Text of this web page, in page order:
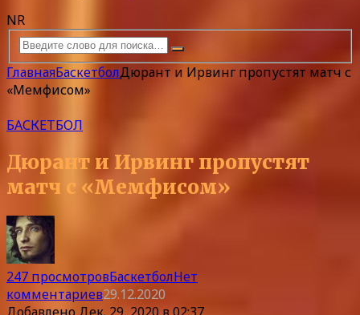
NR
ГлавнаяБаскетболДюрант и Ирвинг пропустят матч с
«Мемфисом»
БАСКЕТБОЛ
Дюрант и Ирвинг пропустят
матч с «Мемфисом»
247 просмотровБаскетболНет
комментариев29.12.2020